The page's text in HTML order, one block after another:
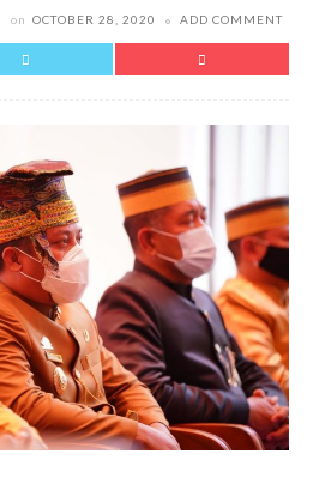
on OCTOBER 28, 2020 ADD COMMENT